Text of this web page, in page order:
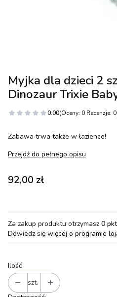
Myjka dla dzieci 2
Dinozaur Trixie
0.00(Oceny: 0 Recenzje:
Zabawa trwa także w łazience!
Przejdź do pełnego opisu
Cena
92,00 zł
Za zakup produktu otrzymasz 0 pkt
Dowiedz się więcej o programie
Ilość
szt.